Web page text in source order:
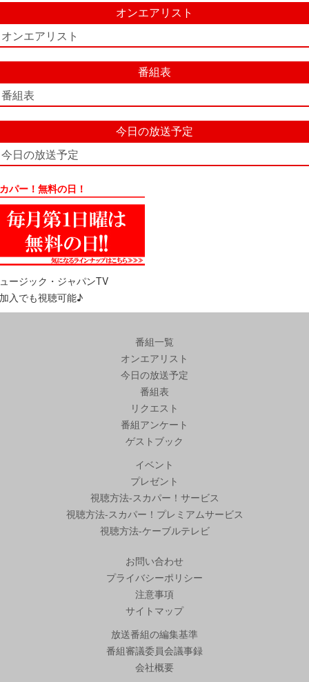
オンエアリスト
オンエアリスト
番組表
番組表
今日の放送予定
今日の放送予定
パー！無料の日！
ージック・ジャパンTV
入でも視聴可能♪
番組一覧
オンエアリスト
今日の放送予定
番組表
リクエスト
番組アンケート
ゲストブック
イベント
プレゼント
視聴方法-スカパー！サービス
視聴方法-スカパー！プレミアムサービス
視聴方法-ケーブルテレビ
お問い合わせ
プライバシーポリシー
注意事項
サイトマップ
放送番組の編集基準
番組審議委員会議事録
会社概要